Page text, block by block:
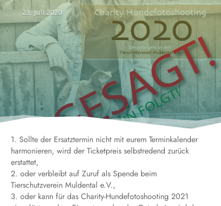
23. Juli 2020
1. Sollte der Ersatztermin nicht mit eurem Terminkalender
harmonieren, wird der Ticketpreis selbstredend zurück
erstattet,
2. oder verbleibt auf Zuruf als Spende beim
Tierschutzverein Muldental e.V.,
3. oder kann für das Charity-Hundefotoshooting 2021